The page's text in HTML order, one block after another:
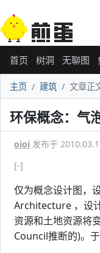
首页 树洞 无聊图
主页 建筑 文章正
环保概念：气
oioi 发布于
[-]
仅为概念设计图，
Architecture ，设
资源和土地资源将
Council推断的)。于